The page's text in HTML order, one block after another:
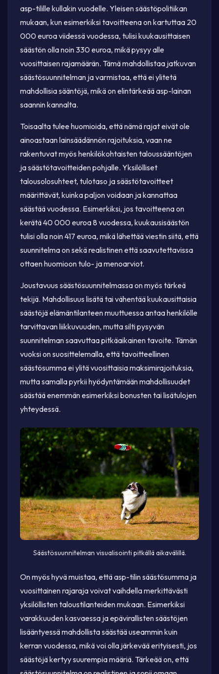
asp-tilille kullakin vuodelle. Yleisen säästöpolitiikan
mukaan, kun esimerkiksi tavoitteena on kartuttaa 20
000 euroa viidessä vuodessa, tulisi kuukausittaisen
säästön olla noin 330 euroa, mikä pysyy alle
vuosittaisen rajamäärän. Tämä mahdollistaa jatkuvan
säästösuunnitelman ja varmistaa, että ei ylitetä
mahdollisia sääntöjä, mikä on elintärkeää asp-lainan
saannin kannalta.
Toisaalta tulee huomioida, että nämä rajat eivät ole
ainoastaan lainsäädännön rajoituksia, vaan ne
rakentuvat myös henkilökohtaisten taloussääntöjen
ja säästötavoitteiden pohjalle. Yksilölliset
talousolosuhteet, tulotaso ja säästötavoitteet
määrittävät, kuinka paljon voidaan ja kannattaa
säästää vuodessa. Esimerkiksi, jos tavoitteena on
kerätä 40 000 euroa 8 vuodessa, kuukausisäästön
tulisi olla noin 417 euroa, mikä lähettää viestin siitä, että
suunnitelma on sekä realistinen että saavutettavissa
ottaen huomioon tulo- ja menoarviot.
Joustavuus säästösuunnitelmassa on myös tärkeä
tekijä. Mahdollisuus lisätä tai vähentää kuukausittaisia
säästöjä elämäntilanteen muuttuessa antaa henkilölle
tarvittavan liikkuvuuden, mutta silti pysyvän
suunnitelman saavuttaa pitkäaikainen tavoite. Tämän
vuoksi on suosittelemalla, että tavoitteellinen
säästösumma ei ylitä vuosittaisia maksimirajoituksia,
mutta samalla pyrkii hyödyntämään mahdollisuudet
säästää enemmän esimerkiksi bonusten tai lisätulojen
yhteydessä.
Säästösuunnitelman visualisointi pitkällä aikavälillä.
On myös hyvä muistaa, että asp-tilin säästösumma ja
vuosittainen rajaraja voivat vaihdella merkittävästi
yksilöllisten taloustilanteiden mukaan. Esimerkiksi
varakkuuden kasvaessa ja epävirallisten säästöjen
lisääntyessä mahdollista säästää useammin kuin
kerran vuodessa, mikä voi olla järkevää erityisesti, jos
säästöjä kertyy suurempia määriä. Tärkeää on, että